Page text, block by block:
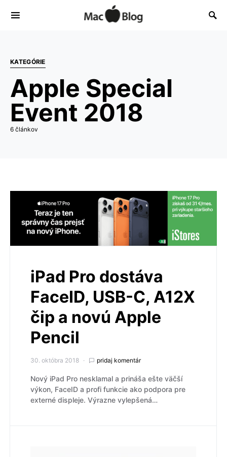
KATEGÓRIE
Apple Special
Event 2018
6 článkov
iPad Pro dostáva
FaceID, USB-C, A12X
čip a novú Apple
Pencil
30. októbra 2018 pridaj komentár
Nový iPad Pro nesklamal a prináša ešte väčší
výkon, FaceID a profi funkcie ako podpora pre
externé displeje. Výrazne vylepšená…